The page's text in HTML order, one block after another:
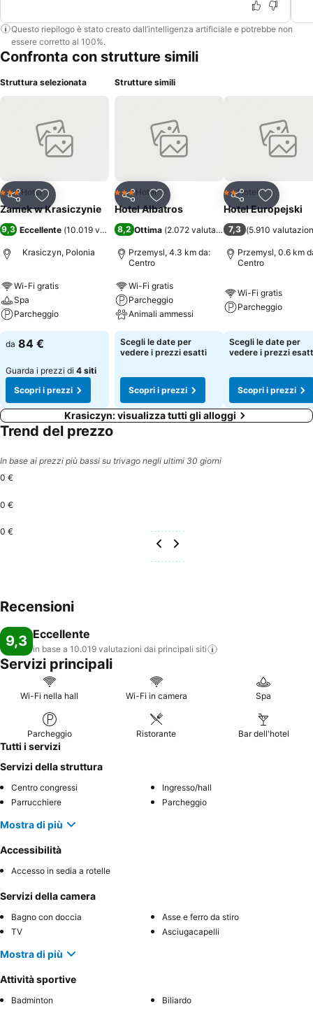
Questo riepilogo è stato creato dall’intelligenza artificiale e potrebbe non
essere corretto al 100%.
Confronta con strutture simili
Struttura selezionata
CondividiAggiungi ai preferiti
3 StelleHotel
Zamek w Krasiczynie
9,3 Eccellente (10.019 valutazioni)
Krasiczyn, Polonia
Wi-Fi gratis
Spa
Parcheggio
da 84 €
Guarda i prezzi di 4 siti
Scopri i prezzi
Strutture simili
CondividiAggiungi ai preferiti
3 StelleHotel
Hotel Albatros
8,2 Ottima (2.072 valutazioni)
Przemysl, 4.3 km da:
Centro
Wi-Fi gratis
Parcheggio
Animali ammessi
Scegli le date per
vedere i prezzi esatti
Scopri i prezzi
Condividi
2 Stelle
Hotel
Hotel Europejski
7,3 (5.910
Przemysl, 0.6 km
Centro
Wi-Fi gratis
Parcheggio
Scegli le date per
vedere i prezzi
Scopri i prezzi
Krasiczyn: visualizza tutti gli alloggi
Trend del prezzo
In base ai prezzi più bassi su trivago negli ultimi 30 giorni
0 €
0 €
0 €
Recensioni
9,3 Eccellente
in base a 10.019 valutazioni dai principali siti
Servizi principali
Wi-Fi nella hall Wi-Fi in camera Spa
Parcheggio Ristorante Bar dell'hotel
Tutti i servizi
Servizi della struttura
Centro congressi
Ingresso/hall
Parrucchiere
Parcheggio
Mostra di più
Accessibilità
Accesso in sedia a rotelle
Servizi della camera
Bagno con doccia
Asse e ferro da stiro
TV
Asciugacapelli
Mostra di più
Attività sportive
Badminton
Biliardo